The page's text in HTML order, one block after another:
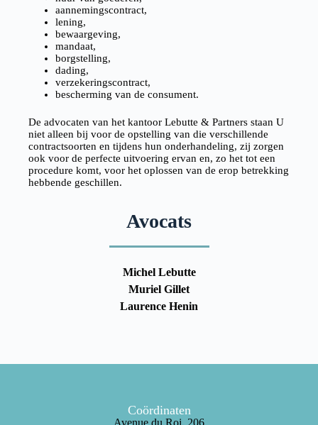
aannemingscontract,
lening,
bewaargeving,
mandaat,
borgstelling,
dading,
verzekeringscontract,
bescherming van de consument.
De advocaten van het kantoor Lebutte & Partners staan U
niet alleen bij voor de opstelling van die verschillende
contractsoorten en tijdens hun onderhandeling, zij zorgen
ook voor de perfecte uitvoering ervan en, zo het tot een
procedure komt, voor het oplossen van de erop betrekking
hebbende geschillen.
Avocats
Michel Lebutte
Muriel Gillet
Laurence Henin
Coördinaten
Avenue du Roi, 206